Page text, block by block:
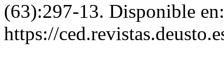
(63):297-13. Disponible en:
https://